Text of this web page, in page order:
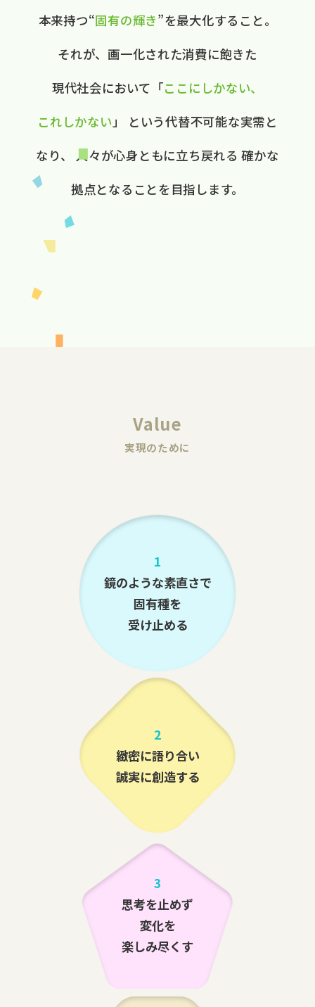
本来持つ“固有の​輝き”を​最大化する​こと。
それが、​画一化された​消費に​飽きた​
現代社会に​おいて ​「ここに​しかない、​
これしかない 」
と​いう​代替不可能な​実需と​
なり、
人々が​心身ともに​立ち戻れる 確かな​
拠点と​なる​ことを​目指します。​
Value
実現のために
1
鏡のような素直さで
固有種を
受け止める
2
緻密に語り合い
誠実に創造する
3
思考を止めず
変化を
楽しみ尽くす